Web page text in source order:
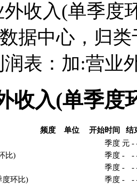
收入(单季度
据中心，归
润表：加:营业
收入(单季度
频度 单位 开始时间
结
季度 元 -
比)
季度 - -
季度 - -
度环比)
季度 - -